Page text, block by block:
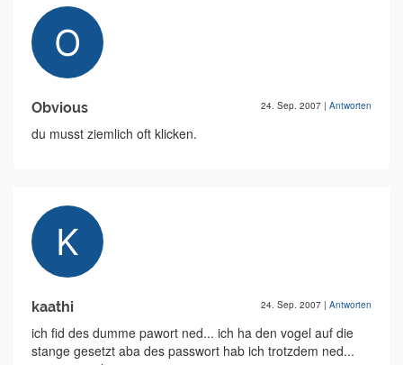
Obvious 24. Sep. 2007 | Antworten
du musst ziemlich oft klicken.
kaathi 24. Sep. 2007 | Antworten
ich fid des dumme pawort ned... ich ha den vogel auf die
stange gesetzt aba des passwort hab ich trotzdem ned...